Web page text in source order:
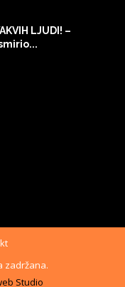
LJUDI! –
zadržana.
Studio